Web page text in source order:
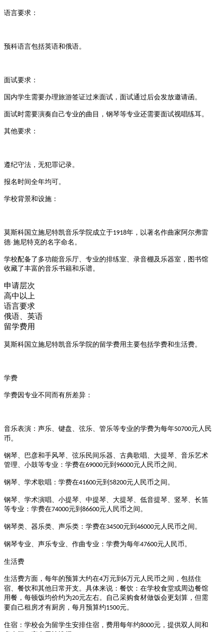
‌语言要求‌：
预科语言包括英语和俄语。
‌面试要求‌：
国内学生需要办理旅游签证过来面试，面试通过后会发放邀请函。
面试时需要演奏自己专业的曲目，钢琴等专业还需要面试视唱练耳。
‌其他要求‌：
遵纪守法，无犯罪记录。
报名时间全年均可。
‌学校背景和设施‌：
莫斯科国立施尼特凯音乐学院成立于1918年，以著名作曲家阿尔弗雷
德·施尼特克的名字命名‌ 。
学校配备了多功能音乐厅、专业的排练室、录音棚及乐器室，图书馆
收藏了丰富的音乐书籍和乐谱。
申请层次
高中以上
语言要求
俄语、英语
留学费用
‌莫斯科国立施尼特凯音乐学院的留学费用主要包括学费和生活费。‌
学费
学费因专业不同而有所差异：
‌音乐表演‌：声乐、键盘、弦乐、管乐等专业的学费为每年50700元人民
币‌。
‌钢琴、巴彦和手风琴、弦乐民间乐器、古典歌唱、大提琴、音乐艺术
管理、小鼓等专业‌：学费在69000元到 96000元人民币之间‌ 。
‌钢琴、学术歌唱‌：学费在41600元到 58200元人民币之间‌ 。
‌钢琴、学术演唱、小提琴、中提琴、大提琴、低音提琴、竖琴、长笛
等专业‌：学费在74000元到 86600元人民币之间‌ 。
‌钢琴类、器乐类、声乐类‌：学费在34500元到 46000元人民币之间‌ 。
‌钢琴专业、声乐专业、作曲专业‌：学费为每年47600元人民币‌。
生活费
生活费方面，每年的预算大约在4万元到 6万元人民币之间，包括住
宿、餐饮和其他日常开支‌。具体来说： ‌餐饮‌：在学校食堂或周边餐馆
用餐，每顿饭均价约为20元左右‌。自己采购食材做饭会更划算，但需
要自己租房才有厨房，每月预算约1500元‌。
‌住宿‌：学校会为留学生安排住宿，费用每年约8000元，提供双人间和